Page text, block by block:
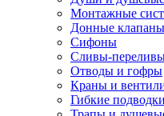
Монтажные
Донные
Сифоны
Сливы-
Отводы и гофры
Краны и
Гибкие подводки